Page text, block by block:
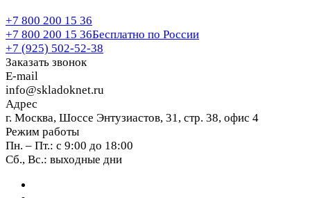
+7 800 200 15 36
+7 800 200 15 36Бесплатно по России
+7 (925) 502-52-38
Заказать звонок
E-mail
info@skladoknet.ru
Адрес
г. Москва, Шоссе Энтузиастов, 31, стр. 38, офис 4
Режим работы
Пн. – Пт.: с 9:00 до 18:00
Сб., Вс.: выходные дни